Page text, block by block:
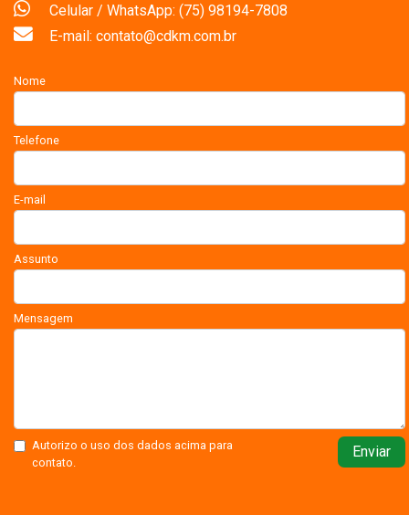
Celular / WhatsApp: (75) 98194-7808
E-mail: contato@cdkm.com.br
Nome
Telefone
E-mail
Assunto
Mensagem
Autorizo o uso dos dados acima para
contato.
Enviar